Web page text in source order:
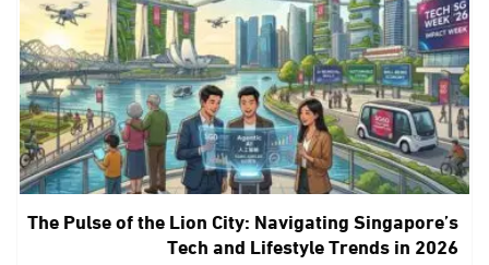
The Pulse of the Lion City: Navigating Singapore’s
Tech and Lifestyle Trends in 2026